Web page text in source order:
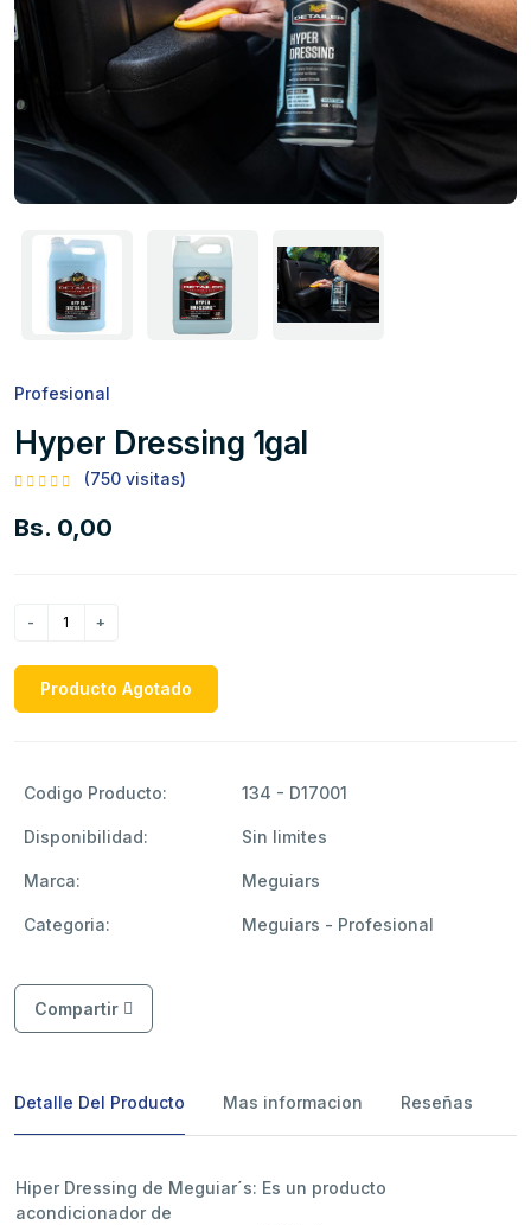
Profesional
Hyper Dressing 1gal
(750 visitas)
Bs. 0,00
Producto Agotado
Codigo Producto: 134 - D17001
Disponibilidad: Sin limites
Marca: Meguiars
Categoria: Meguiars - Profesional
Compartir
Detalle Del Producto Mas informacion Reseñas
Hiper Dressing de Meguiar´s: Es un producto
acondicionador de